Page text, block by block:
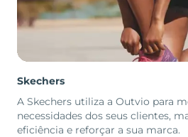
Skechers
A Skechers utiliza a Outvio para
necessidades dos seus clientes,
eficiência e reforçar a sua marca.